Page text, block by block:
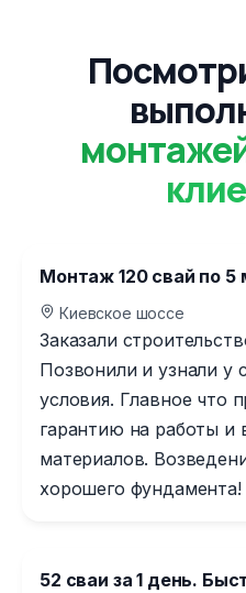
Монтаж 120 свай по 5
Киевское шоссе
Заказали
Позвонили и узнали у
условия. Главное что
гарантию на работы и
материалов.
хорошего фундамента!
52 сваи за 1 день.